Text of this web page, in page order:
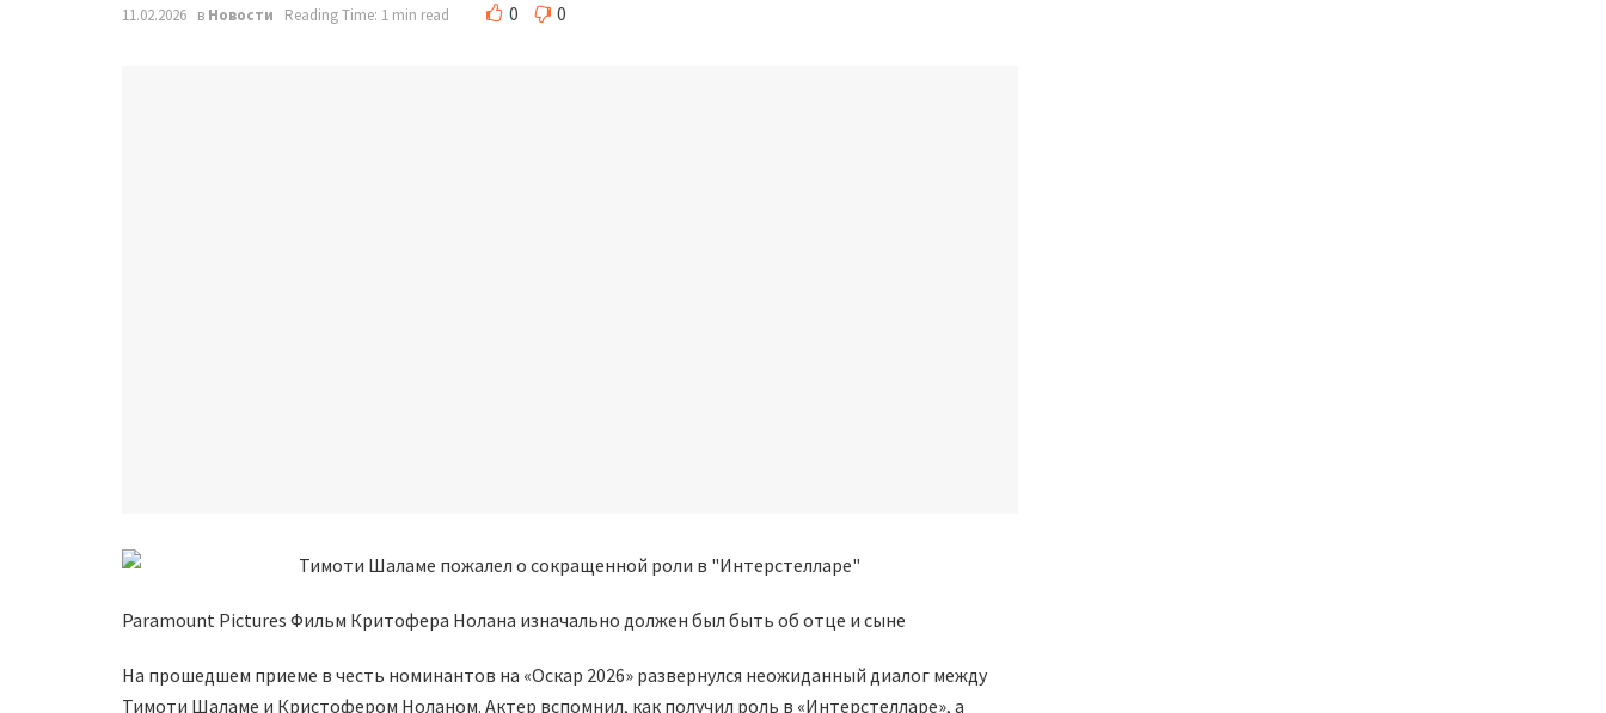
11.02.2026 в Новости Reading Time: 1 min read 0 0
Paramount Pictures Фильм Критофера Нолана изначально должен был быть об отце и сыне
На прошедшем приеме в честь номинантов на «Оскар 2026» развернулся неожиданный диалог между
Тимоти Шаламе и Кристофером Ноланом. Актер вспомнил, как получил роль в «Интерстелларе», а